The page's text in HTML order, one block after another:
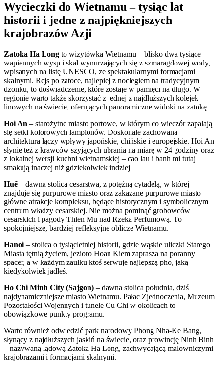
Wycieczki do Wietnamu – tysiąc lat
historii i jedne z najpiękniejszych
krajobrazów Azji
Zatoka Ha Long to wizytówka Wietnamu – blisko dwa tysiące
wapiennych wysp i skał wynurzających się z szmaragdowej wody,
wpisanych na listę UNESCO, ze spektakularnymi formacjami
skalnymi. Rejs po zatoce, najlepiej z noclegiem na tradycyjnym
dżonku, to doświadczenie, które zostaje w pamięci na długo. W
regionie warto także skorzystać z jednej z najdłuższych kolejek
linowych na świecie, oferujących panoramiczne widoki na zatokę.
Hoi An – starożytne miasto portowe, w którym co wieczór zapalają
się setki kolorowych lampionów. Doskonale zachowana
architektura łączy wpływy japońskie, chińskie i europejskie. Hoi An
słynie też z krawców szyjących ubrania na miarę w 24 godziny oraz
z lokalnej wersji kuchni wietnamskiej – cao lau i banh mi tutaj
smakują inaczej niż gdziekolwiek indziej.
Huế– dawna stolica cesarstwa, z potężną cytadelą, w której
znajduje się purpurowe miasto oraz zakazane purpurowe miasto –
główne atrakcje kompleksu, będące historycznym i symbolicznym
centrum władzy cesarskiej. Nie można pominąć grobowców
cesarskich i pagody Thien Mu nad Rzeką Perfumową. To
spokojniejsze, bardziej refleksyjne oblicze Wietnamu.
Hanoi – stolica o tysiącletniej historii, gdzie wąskie uliczki Starego
Miasta tętnią życiem, jezioro Hoan Kiem zaprasza na poranny
spacer, a w każdym zaułku ktoś serwuje najlepszą pho, jaką
kiedykolwiek jadłeś.
Ho Chi Minh City (Sajgon) – dawna stolica południa, dziś
najdynamiczniejsze miasto Wietnamu. Pałac Zjednoczenia, Muzeum
Pozostałości Wojennych i tunele Cu Chi w okolicach to
obowiązkowe punkty programu.
Warto również odwiedzić park narodowy Phong Nha-Ke Bang,
słynący z najdłuższych jaskiń na świecie, oraz prowincję Ninh Binh
– nazywaną lądową Zatoką Ha Long, zachwycającą malowniczymi
krajobrazami i formacjami skalnymi.